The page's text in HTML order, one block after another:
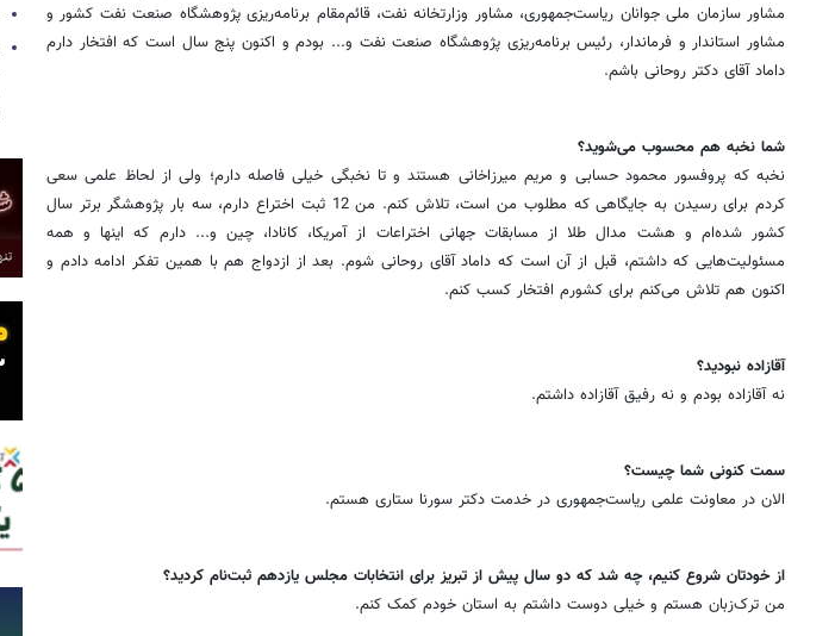
مشاور سازمان ملی جوانان ریاست‌جمهوری، مشاور وزارتخانه نفت، قائم‌مقام برنامه‌ریزی پژوهشگاه صنعت نفت کشور و
مشاور استاندار و فرماندار، رئیس برنامه‌ریزی پژوهشگاه صنعت نفت و... بودم و اکنون پنج سال است که افتخار دارم
داماد آقای دکتر روحانی باشم.
‌شما نخبه هم محسوب می‌شوید؟
نخبه که پروفسور محمود حسابی و مریم میرزاخانی هستند و تا نخبگی خیلی فاصله دارم؛ ولی از لحاظ علمی سعی
کردم برای رسیدن به جایگاهی که مطلوب من است، تلاش کنم. من 12 ثبت اختراع دارم، سه بار پژوهشگر برتر سال
کشور شده‌ام و هشت مدال طلا از مسابقات جهانی اختراعات از آمریکا، کانادا، چین و... دارم که اینها و همه
مسئولیت‌هایی که داشتم، قبل از آن است که داماد آقای روحانی شوم. بعد از ازدواج هم با همین تفکر ادامه دادم و
اکنون هم تلاش می‌کنم برای کشورم افتخار کسب کنم.
‌آقازاده نبودید؟
نه آقازاده بودم و نه رفیق آقازاده داشتم.
‌سمت کنونی شما چیست؟
الان در معاونت علمی ریاست‌جمهوری در خدمت دکتر سورنا ستاری هستم.
‌از خودتان شروع کنیم، چه شد که دو سال پیش از تبریز برای انتخابات مجلس یازدهم ثبت‌نام کردید؟
من ترک‌زبان هستم و خیلی دوست داشتم به استان خودم کمک کنم.